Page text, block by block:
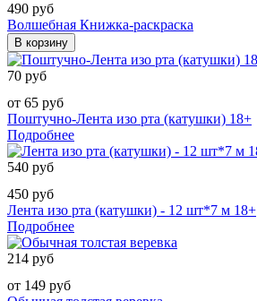
490 руб
Волшебная Книжка-раскраска
В корзину
70 руб
от 65 руб
Поштучно-Лента изо рта (катушки) 18+
Подробнее
540 руб
450 руб
Лента изо рта (катушки) - 12 шт*7 м 18+
Подробнее
214 руб
от 149 руб